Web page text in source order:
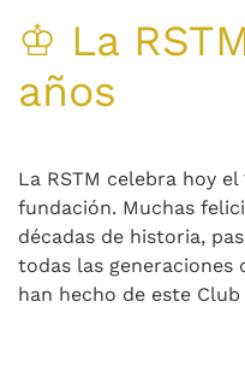
♔ La
años
La RSTM celebra hoy
fundación. Muchas
décadas de historia,
todas las generaciones
han hecho de este